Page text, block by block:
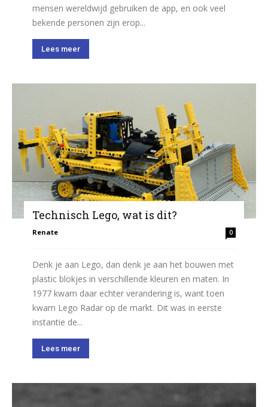
mensen wereldwijd gebruiken de app, en ook veel
bekende personen zijn erop...
Lees meer
Technisch Lego, wat is dit?
Renate 0
Denk je aan Lego, dan denk je aan het bouwen met
plastic blokjes in verschillende kleuren en maten. In
1977 kwam daar echter verandering is, want toen
kwam Lego Radar op de markt. Dit was in eerste
instantie de...
Lees meer